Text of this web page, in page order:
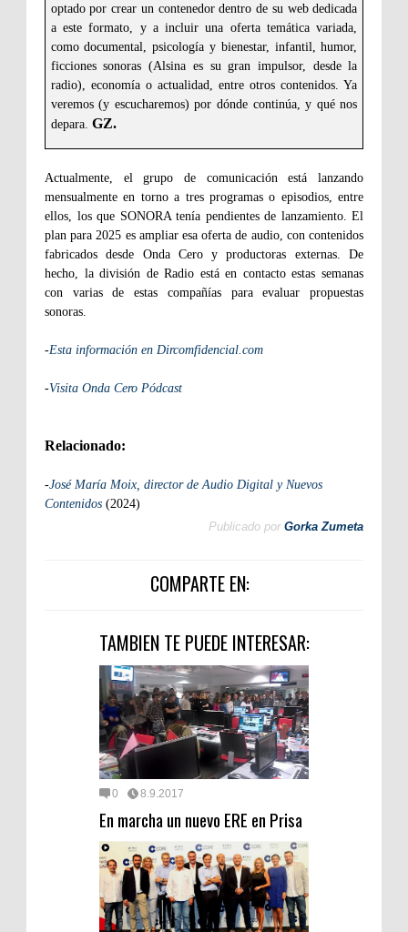
optado por crear un contenedor dentro de su web dedicada
a este formato, y a incluir una oferta temática variada,
como documental, psicología y bienestar, infantil, humor,
ficciones sonoras (Alsina es su gran impulsor, desde la
radio), economía o actualidad, entre otros contenidos. Ya
veremos (y escucharemos) por dónde continúa, y qué nos
depara. GZ.
Actualmente, el grupo de comunicación está lanzando
mensualmente en torno a tres programas o episodios, entre
ellos, los que SONORA tenía pendientes de lanzamiento. El
plan para 2025 es ampliar esa oferta de audio, con contenidos
fabricados desde Onda Cero y productoras externas. De
hecho, la división de Radio está en contacto estas semanas
con varias de estas compañías para evaluar propuestas
sonoras.
-Esta información en Dircomfidencial.com
-Visita Onda Cero Pódcast
Relacionado:
-José María Moix, director de Audio Digital y Nuevos
Contenidos (2024)
Publicado por Gorka Zumeta
COMPARTE EN:
TAMBIEN TE PUEDE INTERESAR:
0 8.9.2017
En marcha un nuevo ERE en Prisa